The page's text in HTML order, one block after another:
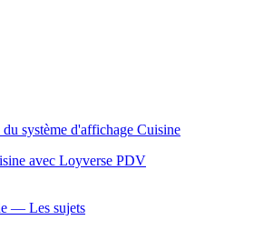
système d'affichage Cuisine
avec Loyverse PDV
— Les sujets